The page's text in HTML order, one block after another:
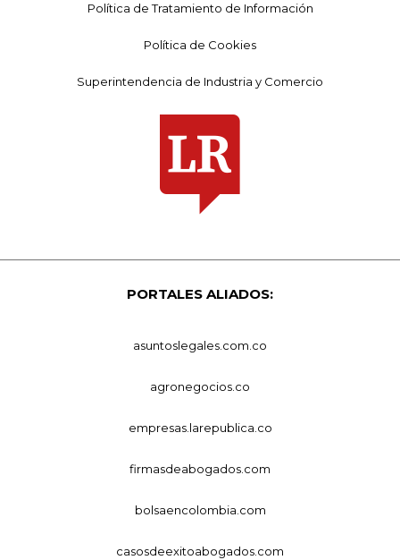
Política de Tratamiento de Información
Política de Cookies
Superintendencia de Industria y Comercio
PORTALES ALIADOS:
asuntoslegales.com.co
agronegocios.co
empresas.larepublica.co
firmasdeabogados.com
bolsaencolombia.com
casosdeexitoabogados.com